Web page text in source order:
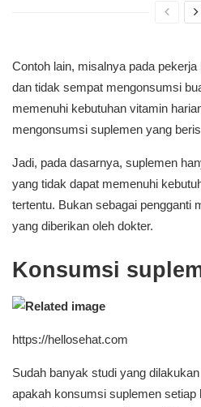
Contoh lain, misalnya pada
dan tidak sempat mengonsumsi
memenuhi kebutuhan vitamin
mengonsumsi suplemen yang
Jadi, pada dasarnya, suplemen
yang tidak dapat memenuhi
tertentu. Bukan sebagai pengganti
yang diberikan oleh dokter.
Konsumsi
https://hellosehat.com
Sudah banyak studi yang
apakah konsumsi suplemen setiap